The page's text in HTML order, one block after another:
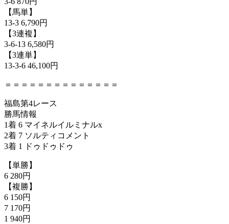
【馬単】
13-3 6,790円
【3連複】
3-6-13 6,580円
【3連単】
13-3-6 46,100円
＝＝＝＝＝＝＝＝＝＝＝＝＝＝
福島第4レース
勝馬情報
1着 6 マイネルイルミナルx
2着 7 ソルティコメント
3着 1 ドゥドゥドゥ
【単勝】
6 280円
【複勝】
6 150円
7 170円
1 940円